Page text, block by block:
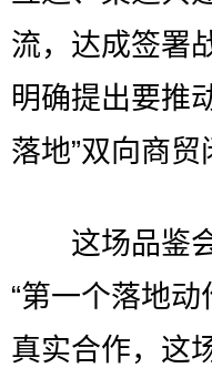
流，达成签署
明确提出要推
落地”双向商贸
这场品鉴会
“第一个落地
真实合作，这